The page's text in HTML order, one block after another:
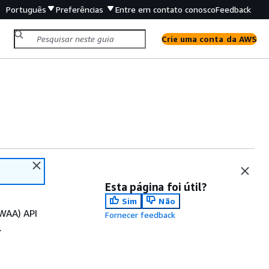
Português Preferências Entre em contato conoscoFeedback
Crie uma conta da AWS
API
.
Esta página foi útil?
Sim
Não
Fornecer feedback